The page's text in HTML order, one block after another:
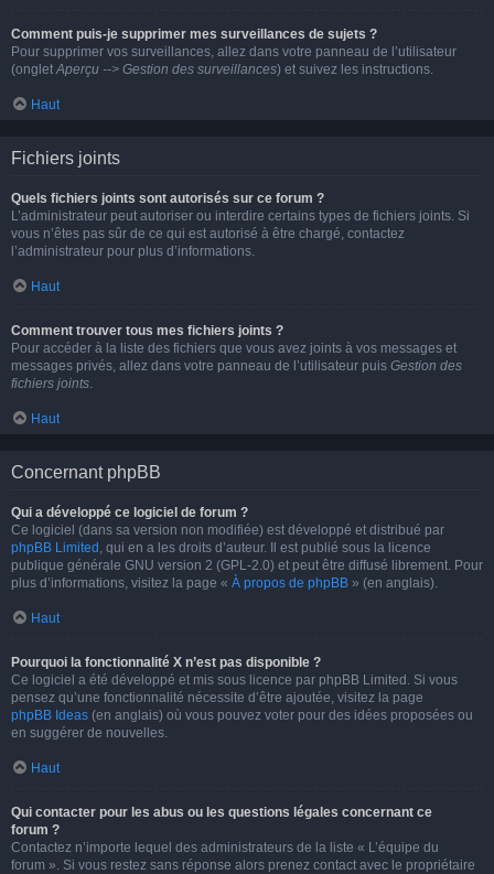
Comment puis-je supprimer mes surveillances de sujets ?
Pour supprimer vos surveillances, allez dans votre panneau de l’utilisateur
(ongletAperçu --> Gestion des surveillances) et suivez les instructions.
Haut
Fichiers joints
Quels fichiers joints sont autorisés sur ce forum ?
L’administrateur peut autoriser ou interdire certains types de fichiers joints. Si
vous n’êtes pas sûr de ce qui est autorisé à être chargé, contactez
l’administrateur pour plus d’informations.
Haut
Comment trouver tous mes fichiers joints ?
Pour accéder à la liste des fichiers que vous avez joints à vos messages et
messages privés, allez dans votre panneau de l’utilisateur puis Gestion des
fichiers joints.
Haut
Concernant phpBB
Qui a développé ce logiciel de forum ?
Ce logiciel (dans sa version non modifiée) est développé et distribué par
phpBB Limited , qui en a les droits d’auteur. Il est publié sous la licence
publique générale GNU version 2 (GPL-2.0) et peut être diffusé librement. Pour
plus d’informations, visitez la page « À propos de phpBB » (en anglais).
Haut
Pourquoi la fonctionnalité X n’est pas disponible ?
Ce logiciel a été développé et mis sous licence par phpBB Limited. Si vous
pensez qu’une fonctionnalité nécessite d’être ajoutée, visitez la page
phpBB Ideas (en anglais) où vous pouvez voter pour des idées proposées ou
en suggérer de nouvelles.
Haut
Qui contacter pour les abus ou les questions légales concernant ce
forum ?
Contactez n’importe lequel des administrateurs de la liste « L’équipe du
forum ». Si vous restez sans réponse alors prenez contact avec le propriétaire